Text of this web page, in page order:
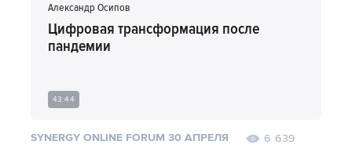
выгорают. По мнению эксперта,
после пандемии настало время пересмотреть
подходы компании. В частности, ключом к
называет умение мотивировать сотрудников,
продвижении фирмы.
Александр Осипов
Цифровая трансформация после
пандемии
43:44
SYNERGY ONLINE FORUM 30 АПРЕЛЯ 6 639